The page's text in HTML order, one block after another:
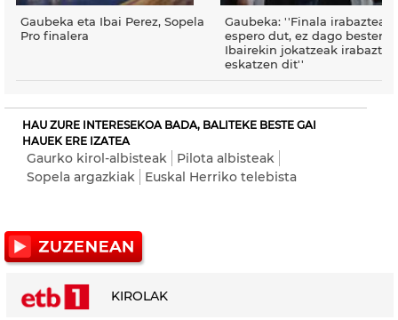
Gaubeka eta Ibai Perez, Sopela
Pro finalera
Gaubeka: ''Finala irabaztea
espero dut, ez dago besterik;
Ibairekin jokatzeak irabaztea
eskatzen dit''
HAU ZURE INTERESEKOA BADA, BALITEKE BESTE GAI
HAUEK ERE IZATEA
Gaurko kirol-albisteak
Pilota albisteak
Sopela argazkiak
Euskal Herriko telebista
KIROLAK